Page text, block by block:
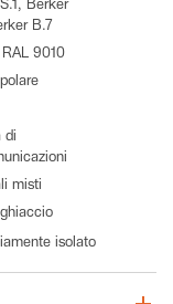
Berker
B.7
9010
di
misti
isolato